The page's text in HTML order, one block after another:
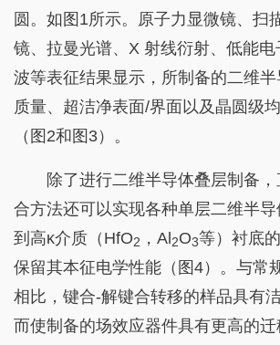
圆。如图1所示。原子力显微镜、扫
镜、拉曼光谱、X 射线衍射、低能
波等表征结果显示，所制备的二维
质量、超洁净表面/界面以及晶圆级
（图2和图3）。
除了进行二维半导体叠层制备
合方法还可以实现各种单层二维半
到高κ介质（HfO2 ，Al 2O3等）衬底
保留其本征电学性能（图4）。与常
相比，键合-解键合转移的样品具有
而使制备的场效应器件具有更高的